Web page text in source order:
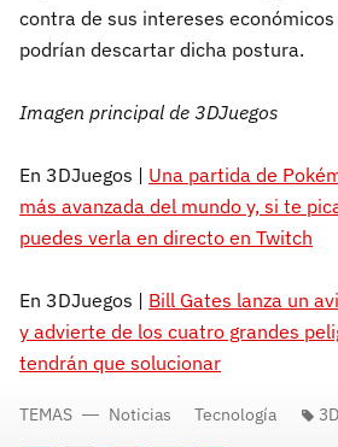
contra de sus intereses
podrían descartar dicha postura.
Imagen principal de 3DJuegos
En 3DJuegos | Una partida de
más avanzada del mundo y, si te
puedes verla en directo en Twitch
En 3DJuegos | Bill Gates lanza un
y advierte de los cuatro grandes
tendrán que solucionar
TEMAS Noticias Tecnología